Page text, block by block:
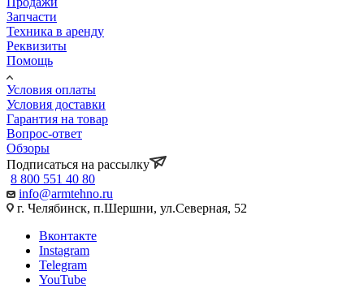
Запчасти
Техника в аренду
Реквизиты
Помощь
Условия оплаты
Условия доставки
Гарантия на товар
Вопрос-ответ
Обзоры
Подписаться на рассылку
8 800 551 40 80
info@armtehno.ru
г. Челябинск, п.Шершни, ул.Северная, 52
Вконтакте
Instagram
Telegram
YouTube